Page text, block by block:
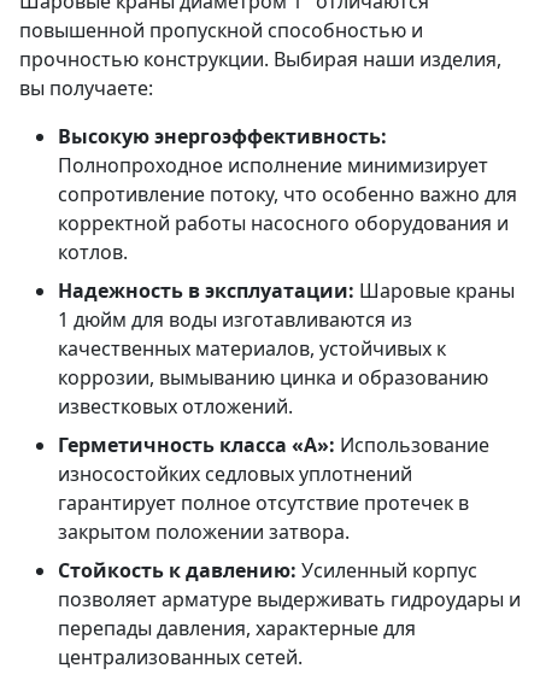
повышенной пропускной способностью и
прочностью конструкции. Выбирая наши изделия,
вы получаете:
Высокую энергоэффективность:
Полнопроходное исполнение минимизирует
сопротивление потоку, что особенно важно для
корректной работы насосного оборудования и
котлов.
Надежность в эксплуатации: Шаровые краны
1 дюйм для воды изготавливаются из
качественных материалов, устойчивых к
коррозии, вымыванию цинка и образованию
известковых отложений.
Герметичность класса «А»: Использование
износостойких седловых уплотнений
гарантирует полное отсутствие протечек в
закрытом положении затвора.
Стойкость к давлению: Усиленный корпус
позволяет арматуре выдерживать гидроудары и
перепады давления, характерные для
централизованных сетей.